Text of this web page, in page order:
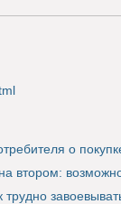
о
втором: